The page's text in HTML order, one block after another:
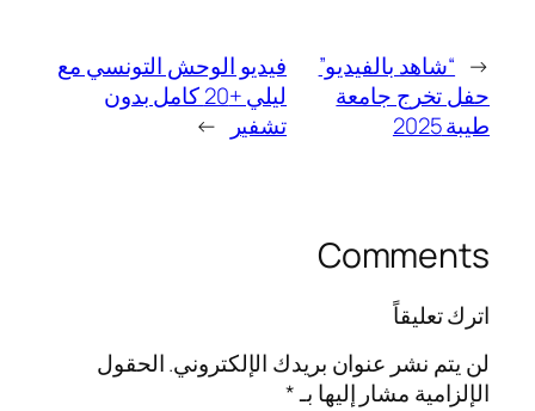
← “شاهد بالفيديو”
حفل تخرج جامعة
طيبة 2025
فيديو الوحش التونسي مع
ليلي +20 كامل بدون
تشفير
→
Comments
اترك تعليقاً
لن يتم نشر عنوان بريدك الإلكتروني.الحقول
الإلزامية مشار إليها بـ*